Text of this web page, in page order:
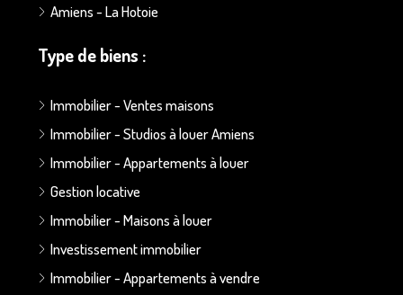
Amiens - La Hotoie
Type de biens :
Immobilier - Ventes maisons
Immobilier - Studios à louer Amiens
Immobilier - Appartements à louer
Gestion locative
Immobilier - Maisons à louer
Investissement immobilier
Immobilier - Appartements à vendre